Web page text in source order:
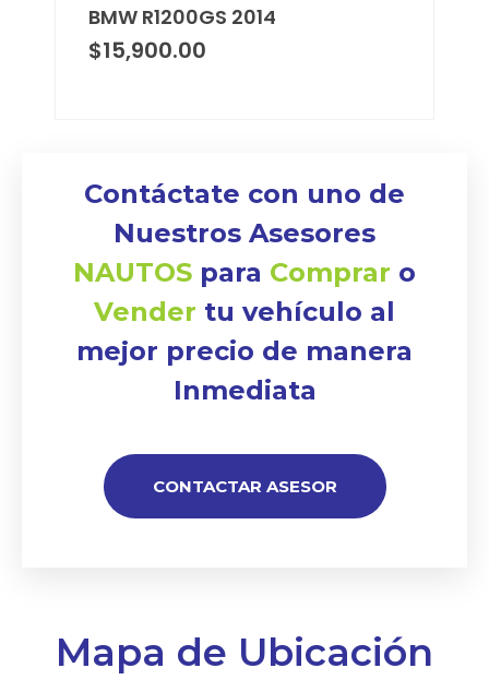
BMW R1200GS 2014
$15,900.00
Contáctate con uno de
Nuestros Asesores
NAUTOS para Comprar o
Vender tu vehículo al
mejor precio de manera
Inmediata
CONTACTAR ASESOR
Mapa de Ubicación